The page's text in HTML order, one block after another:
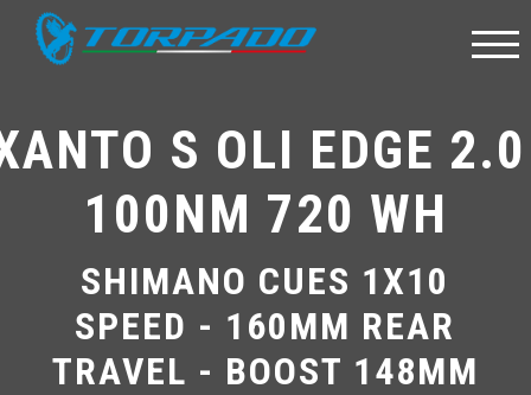
S OLI EDGE
100NM 720 WH
SHIMANO CUES 1X10
SPEED - 160MM REAR
TRAVEL - BOOST 148MM